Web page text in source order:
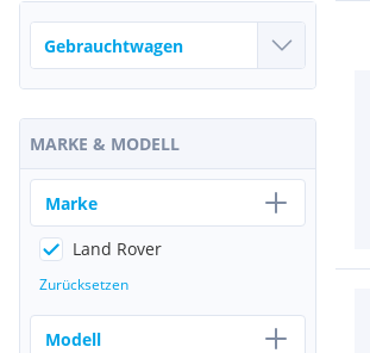
MARKE & MODELL
Marke
Land Rover
Zurücksetzen
Modell